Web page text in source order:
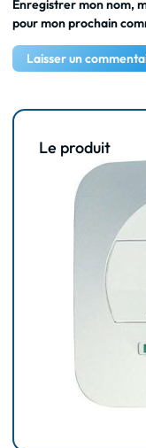
Enregistrer mon nom,
pour mon prochain
Le produit